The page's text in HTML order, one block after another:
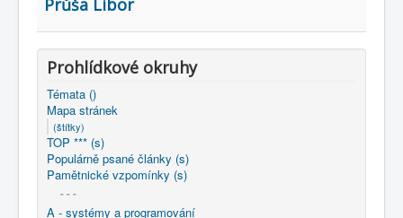
Průša Libor
Prohlídkové okruhy
Témata ()
Mapa stránek
(štítky)
TOP *** (s)
Populárně psané články (s)
Pamětnické vzpomínky (s)
- - -
A - systémy a programování